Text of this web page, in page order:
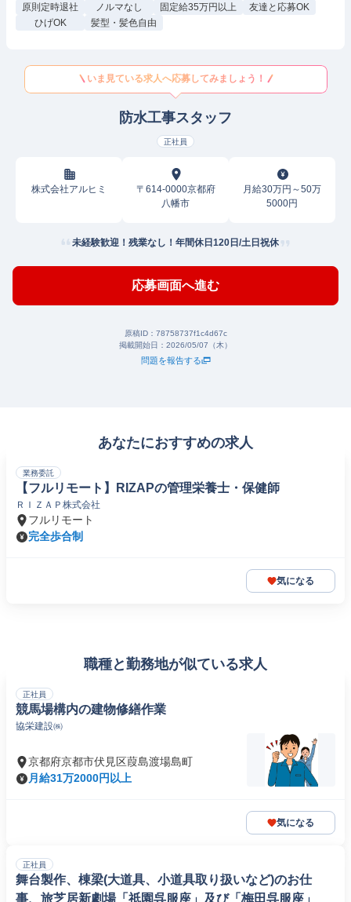
原則定時退社
ノルマなし 固定給35万円以上
友達と応募OK
ひげOK
髪型・髪色自由
いま見ている求人へ応募してみましょう！
防水工事スタッフ
正社員
株式会社アルヒミ
〒614-0000京都府
八幡市
月給30万円～50万
5000円
未経験歓迎！残業なし！年間休日120日/土日祝休
応募画面へ進む
原稿ID： 78758737f1c4d67c
掲載開始日： 2026/05/07（木）
問題を報告する
あなたにおすすめの求人
業務委託
【フルリモート】RIZAPの管理栄養士・保健師
ＲＩＺＡＰ株式会社
フルリモート
完全歩合制
気になる
職種と勤務地が似ている求人
正社員
競馬場構内の建物修繕作業
協栄建設㈱
京都府京都市伏見区葭島渡場島町
月給31万2000円以上
気になる
正社員
舞台製作、棟梁(大道具、小道具取り扱いなど)のお仕
事、旅芝居新劇場「祇園呉服座」及び「梅田呉服座」